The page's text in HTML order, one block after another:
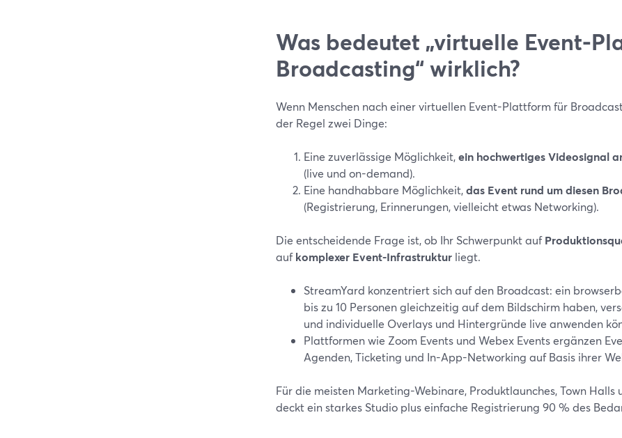
Was bedeutet „virtuelle Event-
Broadcasting“ wirklich?
Wenn Menschen nach einer virtuellen Event-Plattform für
der Regel zwei Dinge:
Eine zuverlässige Möglichkeit,ein hochwertiges Videosignal
(live und on-demand).
Eine handhabbare Möglichkeit,das Event rund um diesen
(Registrierung, Erinnerungen, vielleicht etwas Networking).
Die entscheidende Frage ist, ob Ihr Schwerpunkt auf
aufkomplexer Event-Infrastruktur liegt.
StreamYard konzentriert sich auf den Broadcast: ein
bis zu 10 Personen gleichzeitig auf dem Bildschirm haben,
und individuelle Overlays und Hintergründe live anwenden
Plattformen wie Zoom Events und Webex Events ergänzen
Agenden, Ticketing und In-App-Networking auf Basis ihrer
Für die meisten Marketing-Webinare, Produktlaunches, Town Halls
deckt ein starkes Studio plus einfache Registrierung 90 % des